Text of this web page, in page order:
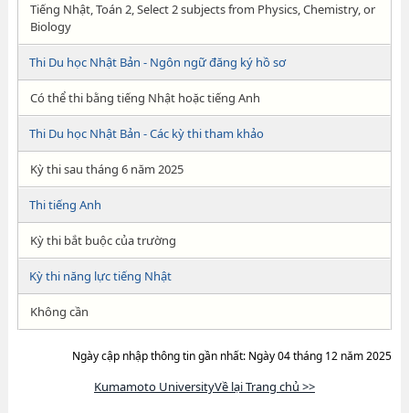
Tiếng Nhật, Toán 2, Select 2 subjects from Physics, Chemistry, or
Biology
Thi Du học Nhật Bản - Ngôn ngữ đăng ký hồ sơ
Có thể thi bằng tiếng Nhật hoặc tiếng Anh
Thi Du học Nhật Bản - Các kỳ thi tham khảo
Kỳ thi sau tháng 6 năm 2025
Thi tiếng Anh
Kỳ thi bắt buộc của trường
Kỳ thi năng lực tiếng Nhật
Không cần
Ngày cập nhập thông tin gần nhất: Ngày 04 tháng 12 năm 2025
Kumamoto UniversityVề lại Trang chủ >>